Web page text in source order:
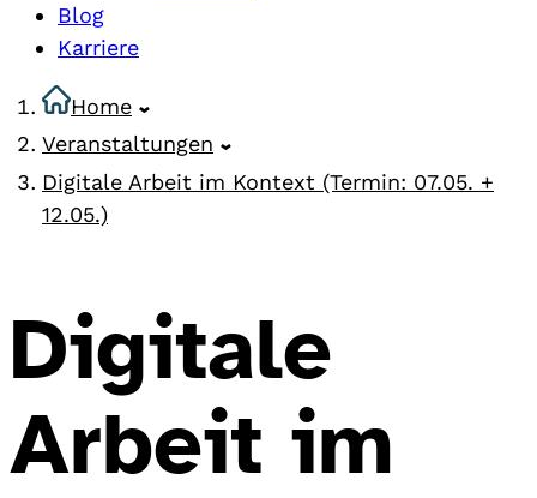
Blog
Karriere
Home
Veranstaltungen
Digitale Arbeit im Kontext (Termin: 07.05. +
12.05.)
Digitale
Arbeit im